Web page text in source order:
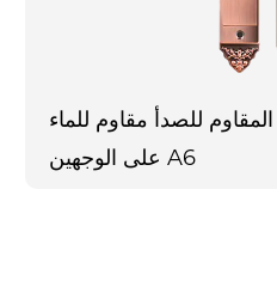
للصدأ مقاوم للماء
على الوجهين A6